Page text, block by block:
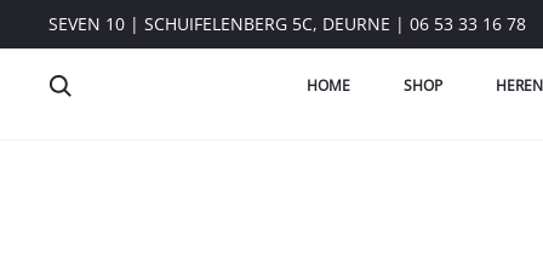
SEVEN 10 | SCHUIFELENBERG 5C, DEURNE | 06 53 33 16 78
HOME SHOP HEREN